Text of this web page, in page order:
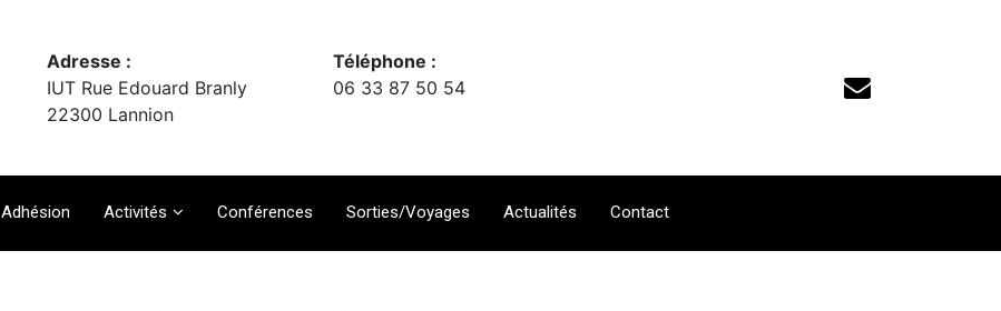
Adresse :
IUT Rue Edouard Branly
22300 Lannion
Téléphone :
06 33 87 50 54
Adhésion Activités Conférences Sorties/Voyages Actualités Contact